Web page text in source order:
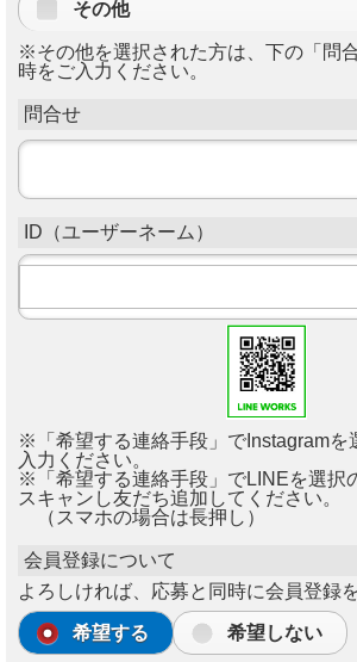
その他
※その他を選択された方は、下の「問
時をご入力ください。
問合せ
ID（ユーザーネーム）
※「希望する連絡手段」でInstagramを
入力ください。
※「希望する連絡手段」でLINEを選択
スキャンし友だち追加してください。
（スマホの場合は長押し）
会員登録について
よろしければ、応募と同時に会員登録
希望する 希望しない